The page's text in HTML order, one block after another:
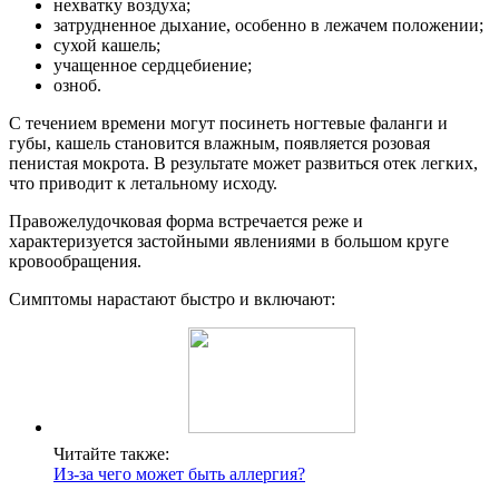
нехватку воздуха;
затрудненное дыхание, особенно в лежачем положении;
сухой кашель;
учащенное сердцебиение;
озноб.
С течением времени могут посинеть ногтевые фаланги и
губы, кашель становится влажным, появляется розовая
пенистая мокрота. В результате может развиться отек легких,
что приводит к летальному исходу.
Правожелудочковая форма встречается реже и
характеризуется застойными явлениями в большом круге
кровообращения.
Симптомы нарастают быстро и включают:
Читайте также:
Из-за чего может быть аллергия?